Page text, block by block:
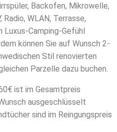
Backofen, Mikrowelle,
WLAN, Terrasse,
Luxus-Camping-Gefühl
können Sie auf Wunsch 2-
Stil renovierten
Parzelle dazu buchen.
ist im Gesamtpreis
ausgeschlüsselt
sind im Reingungspreis